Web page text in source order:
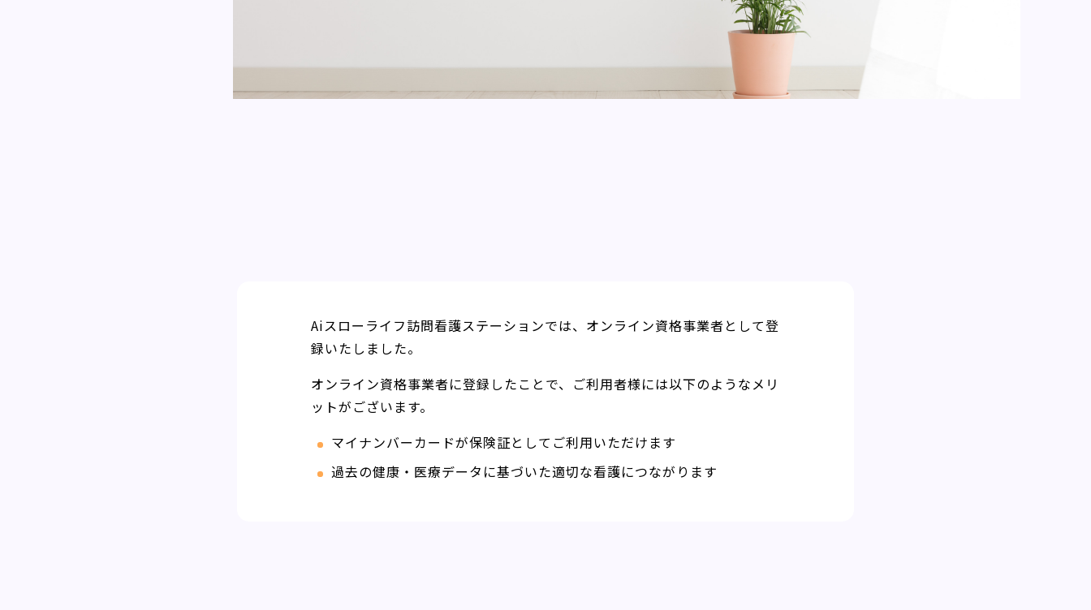
Aiスローライフ訪問看護ステーションでは、オンライン資格事業者として登
録いたしました。
オンライン資格事業者に登録したことで、ご利用者様には以下のようなメリ
ットがございます。
マイナンバーカードが保険証としてご利用いただけます
過去の健康・医療データに基づいた適切な看護につながります